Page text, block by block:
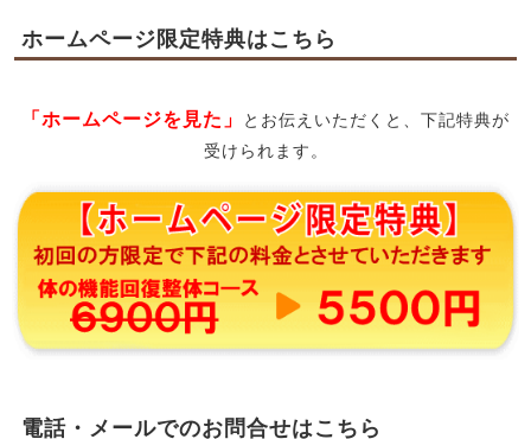
ホームページ限定特典はこちら
「ホームページを見た」
とお伝えいただくと、下記特典が
受けられます。
電話・メールでのお問合せはこちら